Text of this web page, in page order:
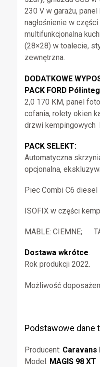
230 V w garażu,
nagłośnienie w
multifunkcjonalna
(28×28) w toalecie,
zewnętrzna.
DODATKOWE
PACK FORD
2,0 170 KM, panel
cofania, rolety okien
drzwi kempingowych
PACK SELEKT:
Automatyczna
opcjonalna,
Piec Combi C6
ISOFIX w części
MABLE: CIEMNE;
Dostawa wkrótce.
Rok produkcji 2022.
Możliwość
Podstawowe dane
Producent:
Model: MAGIS 98 XT